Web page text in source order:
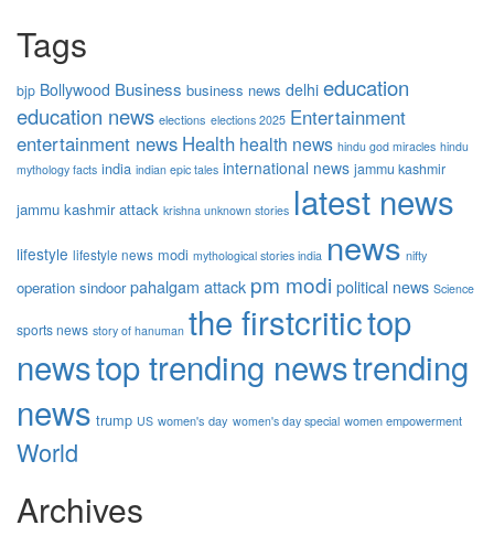
Tags
bjp Bollywood Business business news delhi education
education news elections elections 2025 Entertainment
entertainment news Health health news hindu god miracles hindu
mythology facts india indian epic tales international news jammu kashmir
jammu kashmir attack krishna unknown stories latest news
lifestyle lifestyle news modi mythological stories india news nifty
operation sindoor pahalgam attack pm modi political news Science
sports news story of hanuman the firstcritictop
newstop trending newstrending
news trump US women's day women's day special women empowerment
World
Archives